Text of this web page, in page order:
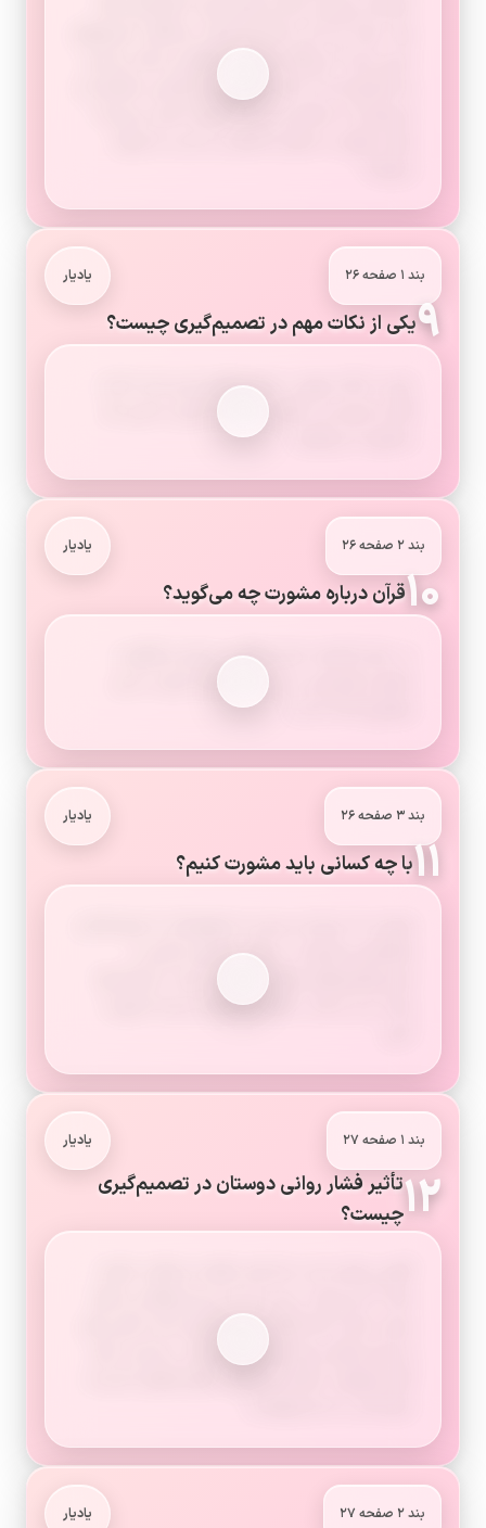
دینی است؟ برخلاف مقررات و قوانین خانه، مدرسه
و اجتماع است؟ باعث نگرانی و نارضایتی خانواده ام
بند ۱ صفحه ۲۶ یادیار
۹یکی از نکات مهم در تصمیم‌گیری چیست؟
یکی از نکات مهم در تصمیم‌گیری این است که از
فکر و تجربه ی دیگران استفاده کنیم. به این کار
بند ۲ صفحه ۲۶ یادیار
۱۰قرآن درباره مشورت چه می‌گوید؟
در سال گذشته، شما مطالبی درباره ی اهمّیت
مشورت آموختید و با دستور قرآن کریم در این
بند ۳ صفحه ۲۶ یادیار
۱۱با چه کسانی باید مشورت کنیم؟
همفکری می‌کنیم، در مورد مسائل زندگی و
تصمیم‌گیری‌های مهمّ‌تر خودمان باید با بزرگ‌ترها
مانند پدر و مادر، معلّم و مشاور مدرسه مشورت
بند ۱ صفحه ۲۷ یادیار
۱۲تأثیر فشار روانی دوستان در تصمیم‌گیری
چیست؟
پایبند باشد؛ امّا هنگام تصمیم‌گیری تحت تأثیر نظر
و صحبت‌های دوستانش قرار بگیرد به عبارت دیگر
بند ۲ صفحه ۲۷ یادیار